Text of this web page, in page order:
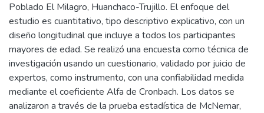
Poblado El Milagro, Huanchaco-Trujillo. El enfoque del
estudio es cuantitativo, tipo descriptivo explicativo, con un
diseño longitudinal que incluye a todos los participantes
mayores de edad. Se realizó una encuesta como técnica de
investigación usando un cuestionario, validado por juicio de
expertos, como instrumento, con una confiabilidad medida
mediante el coeficiente Alfa de Cronbach. Los datos se
analizaron a través de la prueba estadística de McNemar,